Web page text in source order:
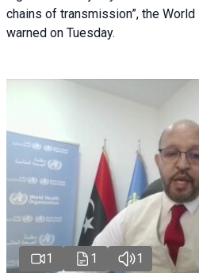
chains of transmission”, the
warned on Tuesday.
1 1 1